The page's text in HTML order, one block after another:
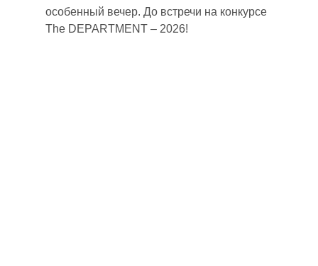
особенный вечер. До встречи на конкурсе
The DEPARTMENT – 2026!